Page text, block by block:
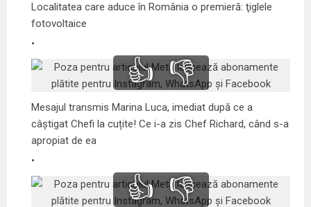
Localitatea care aduce în România o premieră: ţiglele
fotovoltaice
👍 👎
Mesajul transmis Marina Luca, imediat după ce a
câștigat Chefi la cuțite! Ce i-a zis Chef Richard, când s-a
apropiat de ea
👍 👎